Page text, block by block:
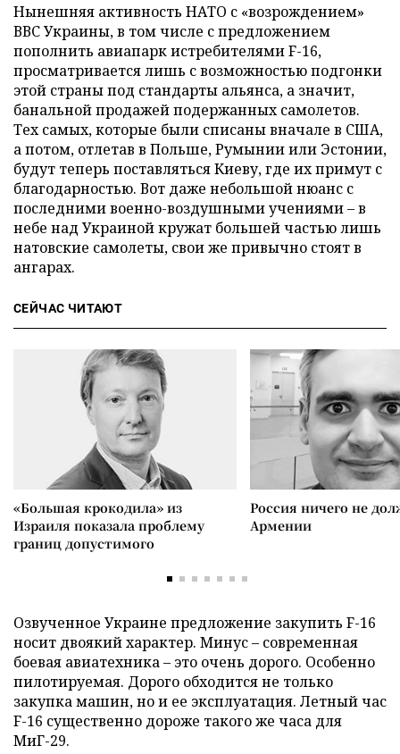
Нынешняя активность НАТО с «возрождением»
ВВС Украины, в том числе с предложением
пополнить авиапарк истребителями F-16,
просматривается лишь с возможностью подгонки
этой страны под стандарты альянса, а значит,
банальной продажей подержанных самолетов.
Тех самых, которые были списаны вначале в США,
а потом, отлетав в Польше, Румынии или Эстонии,
будут теперь поставляться Киеву, где их примут с
благодарностью. Вот даже небольшой нюанс с
последними военно-воздушными учениями – в
небе над Украиной кружат большей частью лишь
натовские самолеты, свои же привычно стоят в
ангарах.
СЕЙЧАС ЧИТАЮТ
«Большая крокодила» из
Израиля показала проблему
границ допустимого
Россия ничего не
Армении
Озвученное Украине предложение закупить F-16
носит двоякий характер. Минус – современная
боевая авиатехника – это очень дорого. Особенно
пилотируемая. Дорого обходится не только
закупка машин, но и ее эксплуатация. Летный час
F-16 существенно дороже такого же часа для
МиГ-29.